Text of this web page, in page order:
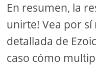
En resumen, la
unirte! Vea por
detallada de
caso cómo